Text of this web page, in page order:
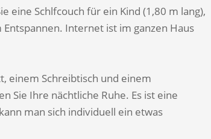
Schlfcouch für ein Kind (1,80 m lang),
Internet ist im ganzen Haus
einem Schreibtisch und einem
Sie Ihre nächtliche Ruhe. Es ist eine
man sich individuell ein etwas